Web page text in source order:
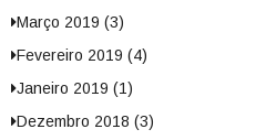
Março 2019 (3)
Fevereiro 2019 (4)
Janeiro 2019 (1)
Dezembro 2018 (3)